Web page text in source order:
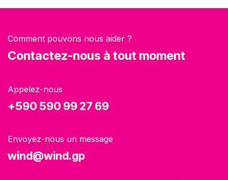
Comment pouvons nous aider ?
Contactez-nous à tout moment
Appelez-nous
+590 590 99 27 69
Envoyez-nous un message
wind@wind.gp